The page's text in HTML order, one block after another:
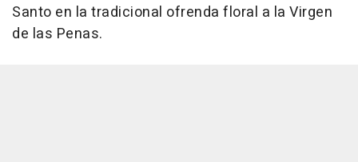
Santo en la tradicional ofrenda floral a la Virgen
de las Penas.